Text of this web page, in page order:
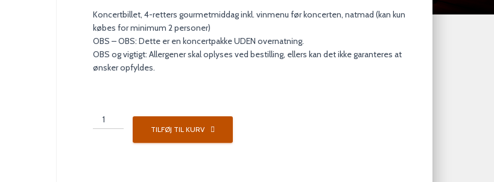
Koncertbillet, 4-retters gourmetmiddag inkl. vinmenu før koncerten, natmad (kan kun
købes for minimum 2 personer)
OBS – OBS: Dette er en koncertpakke UDEN overnatning.
OBS og vigtigt: Allergener skal oplyses ved bestilling, ellers kan det ikke garanteres at
ønsker opfyldes.
Koncertpakke
5
TILFØJ TIL KURV